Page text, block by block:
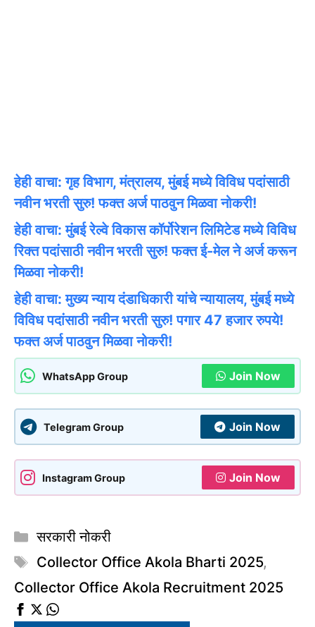
हेही वाचा: गृह विभाग, मंत्रालय, मुंबई मध्ये विविध पदांसाठी
नवीन भरती सुरु! फक्त अर्ज पाठवुन मिळवा नोकरी!
हेही वाचा: मुंबई रेल्वे विकास कॉर्पोरेशन लिमिटेड मध्ये विविध
रिक्त पदांसाठी नवीन भरती सुरु! फक्त ई-मेल ने अर्ज करून
मिळवा नोकरी!
हेही वाचा: मुख्य न्याय दंडाधिकारी यांचे न्यायालय, मुंबई मध्ये
विविध पदांसाठी नवीन भरती सुरु! पगार 47 हजार रुपये!
फक्त अर्ज पाठवुन मिळवा नोकरी!
WhatsApp Group Join Now
Telegram Group Join Now
Instagram Group Join Now
Categories
सरकारी नोकरी
Tags
Collector Office Akola Bharti 2025,
Collector Office Akola Recruitment 2025